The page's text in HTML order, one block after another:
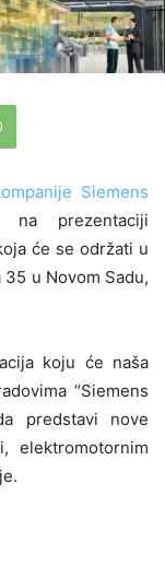
Siemens
prezentaciji
će se održati u
35 u Novom Sadu,
koju će naša
“Siemens
predstavi nove
elektromotornim